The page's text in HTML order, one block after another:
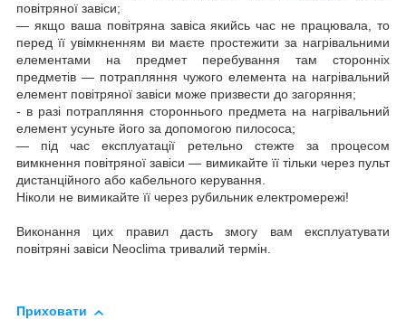
повітряної завіси;
— якщо ваша повітряна завіса якийсь час не працювала, то
перед її увімкненням ви маєте простежити за нагрівальними
елементами на предмет перебування там сторонніх
предметів — потрапляння чужого елемента на нагрівальний
елемент повітряної завіси може призвести до загоряння;
- в разі потрапляння стороннього предмета на нагрівальний
елемент усуньте його за допомогою пилососа;
— під час експлуатації ретельно стежте за процесом
вимкнення повітряної завіси — вимикайте її тільки через пульт
дистанційного або кабельного керування.
Ніколи не вимикайте її через рубильник електромережі!
Виконання цих правил дасть змогу вам експлуатувати
повітряні завіси Neoclima тривалий термін.
Приховати